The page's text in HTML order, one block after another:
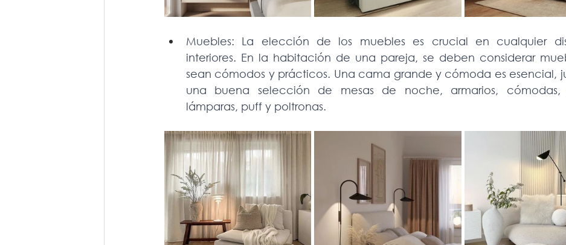
Muebles: La elección de los muebles es crucial en cualquier
interiores. En la habitación de una pareja, se deben considerar
sean cómodos y prácticos. Una cama grande y cómoda es esencial,
una buena selección de mesas de noche, armarios, cómodas,
lámparas, puff y poltronas.